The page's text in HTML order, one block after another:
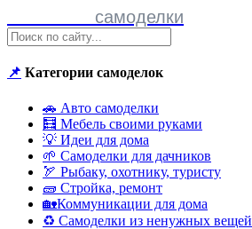
самоделки
📌 Категории самоделок
🚗 Авто самоделки
🧮 Мебель своими руками
💡 Идеи для дома
🌱 Самоделки для дачников
🏹 Рыбаку, охотнику, туристу
🧱 Стройка, ремонт
🏡Коммуникации для дома
♻ Самоделки из ненужных вещей